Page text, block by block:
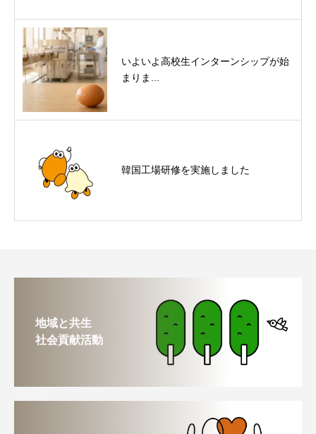
いよいよ高校生インターンシップが始
まりま...
韓国工場研修を実施しました
地域と共生
社会貢献活動